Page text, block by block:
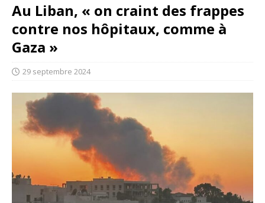
Au Liban, « on craint des frappes
contre nos hôpitaux, comme à
Gaza »
29 septembre 2024